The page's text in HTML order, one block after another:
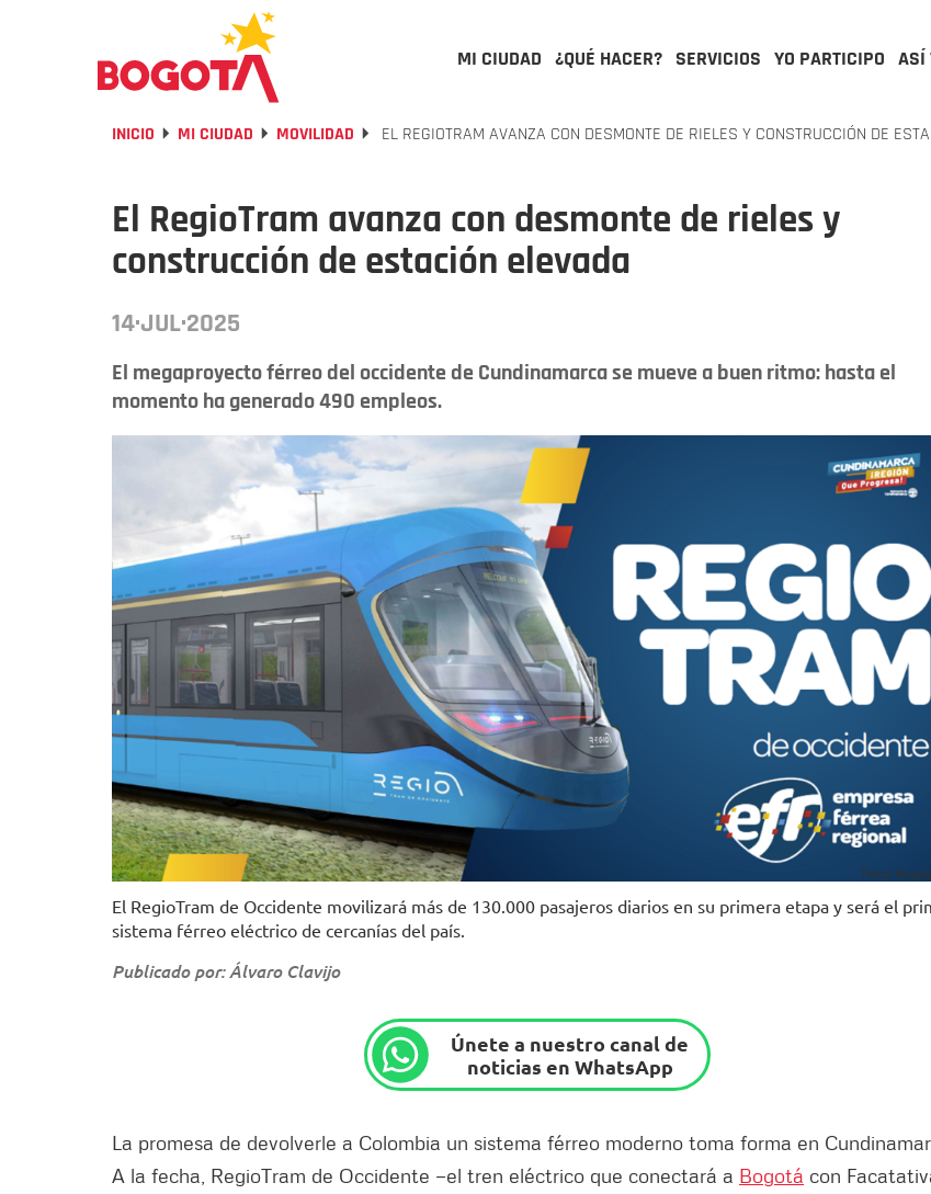
MI CIUDAD ¿QUÉ HACER? SERVICIOS YO PARTICIPO ASÍ
INICIO MI CIUDAD MOVILIDAD EL REGIOTRAM AVANZA CON DESMONTE DE RIELES Y CONSTRUCCIÓN DE
El RegioTram avanza con desmonte de rieles y
construcción de estación elevada
14·JUL·2025
El megaproyecto férreo del occidente de Cundinamarca se mueve a buen ritmo: hasta el
momento ha generado 490 empleos.
Foto:
El RegioTram de Occidente movilizará más de 130.000 pasajeros diarios en su primera etapa y será el
sistema férreo eléctrico de cercanías del país.
Publicado por: Álvaro Clavijo
Únete a nuestro canal de
noticias en WhatsApp
La promesa de devolverle a Colombia un sistema férreo moderno toma forma en
A la fecha, RegioTram de Occidente —el tren eléctrico que conectará a Bogotá con